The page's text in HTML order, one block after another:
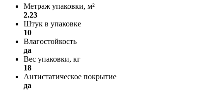
Метраж упаковки, м²
2.23
Штук в упаковке
10
Влагостойкость
да
Вес упаковки, кг
18
Антистатическое покрытие
да